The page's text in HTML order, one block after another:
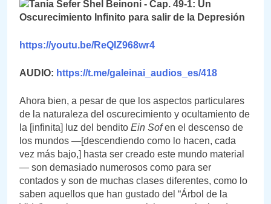
https://youtu.be/ReQIZ968wr4
AUDIO: https://t.me/galeinai_audios_es/418
Ahora bien, a pesar de que los aspectos particulares
de la naturaleza del oscurecimiento y ocultamiento de
la [infinita] luz del bendito Ein Sofen el descenso de
los mundos —[descendiendo como lo hacen, cada
vez más bajo,] hasta ser creado este mundo material
— son demasiado numerosos como para ser
contados y son de muchas clases diferentes, como lo
saben aquellos que han gustado del “Árbol de la